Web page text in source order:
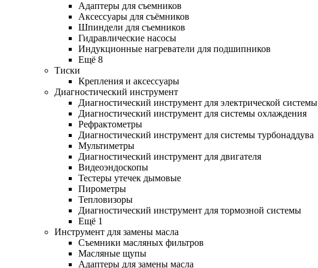
Адаптеры для съемников
Аксессуары для съёмников
Шпиндели для съемников
Гидравлические насосы
Индукционные нагреватели для подшипников
Ещё 8
Тиски
Крепления и аксессуары
Диагностический инструмент
Диагностический инструмент для электрической системы
Диагностический инструмент для системы охлаждения
Рефрактометры
Диагностический инструмент для системы турбонаддува
Мультиметры
Диагностический инструмент для двигателя
Видеоэндоскопы
Тестеры утечек дымовые
Пирометры
Тепловизоры
Диагностический инструмент для тормозной системы
Ещё 1
Инструмент для замены масла
Съемники масляных фильтров
Масляные щупы
Адаптеры для замены масла